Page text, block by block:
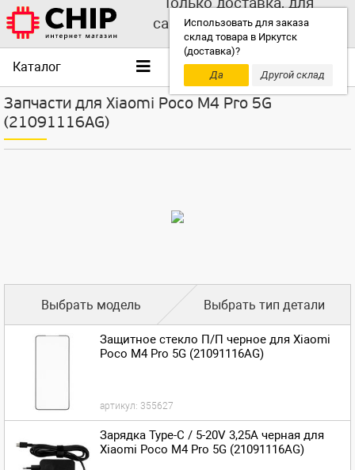
Использовать для заказа
склад товара в Иркутск
(доставка)?
Да
Другой склад
самовывоза выбирайте
другой склад!
Каталог
Запчасти для Xiaomi Poco M4 Pro 5G
(21091116AG)
Выбрать модель Выбрать тип детали
Защитное стекло П/П черное для Xiaomi
Poco M4 Pro 5G (21091116AG)
артикул: 355627
Зарядка Type-C / 5-20V 3,25A черная для
Xiaomi Poco M4 Pro 5G (21091116AG)